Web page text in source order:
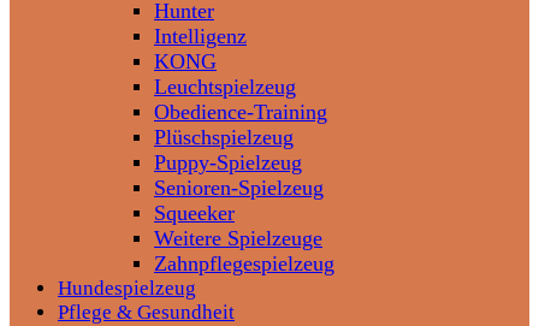
Hunter
Intelligenz
KONG
Leuchtspielzeug
Obedience-Training
Plüschspielzeug
Puppy-Spielzeug
Senioren-Spielzeug
Squeeker
Weitere Spielzeuge
Zahnpflegespielzeug
Hundespielzeug
Pflege & Gesundheit